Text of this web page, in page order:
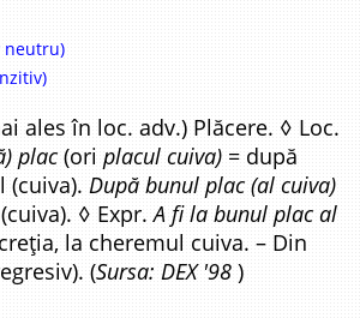
neutru)
ales în loc. adv.) Plăcere. ◊ Loc.
plac (oriplacul cuiva) = după
(cuiva). După bunul plac (al cuiva)
◊ Expr.A fi la bunul plac al
la cheremul cuiva. – Din
(Sursa: DEX '98 )